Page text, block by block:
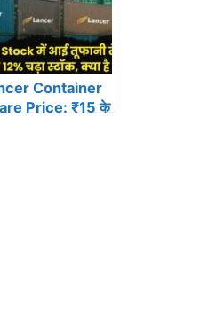
Container
Price: ₹15 के